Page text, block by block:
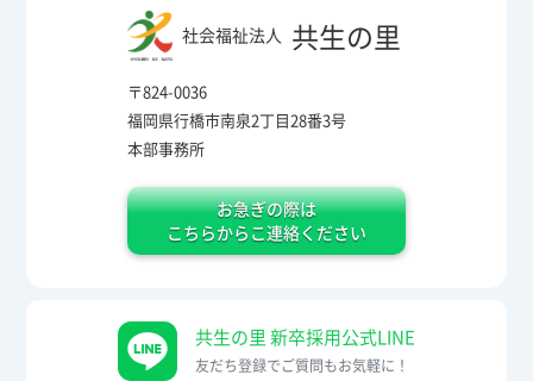
社会福祉法人 共生の里
〒824-0036
福岡県行橋市南泉2丁目28番3号
本部事務所
お急ぎの際は
こちらからこ連絡ください
共生の里 新卒採用公式LINE
友だち登録でご質問もお気軽に！